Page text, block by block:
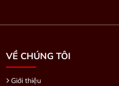
VỀ CHÚNG TÔI
Giới thiệu